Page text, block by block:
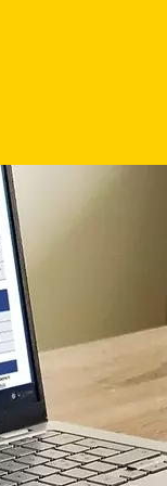
an
herunterladen